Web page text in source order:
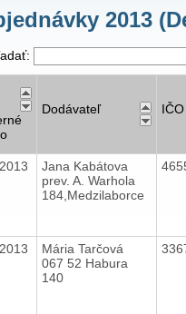
2013
Dodávateľ IČO
Jana Kabátova
prev. A. Warhola
184,Medzilaborce
Mária Tarčová
067 52 Habura
140